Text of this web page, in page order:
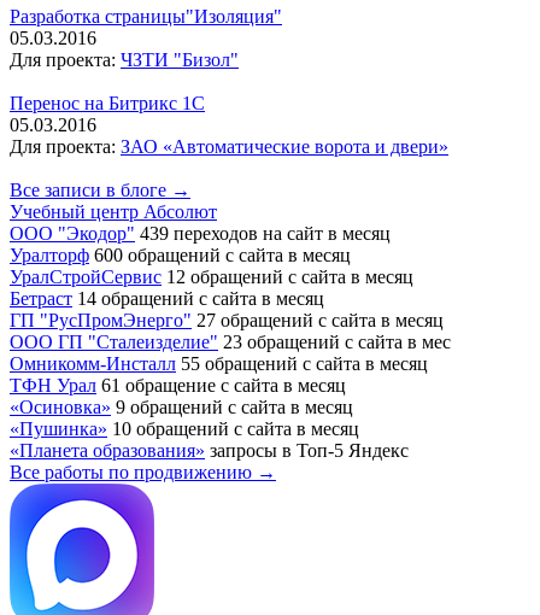
Разработка страницы"Изоляция"
05.03.2016
Для проекта: ЧЗТИ "Бизол"
Перенос на Битрикс 1С
05.03.2016
Для проекта: ЗАО «Автоматические ворота и двери»
Все записи в блоге →
Учебный центр Абсолют
ООО "Экодор" 439 переходов на сайт в месяц
Уралторф 600 обращений с сайта в месяц
УралСтройСервис 12 обращений с сайта в месяц
Бетраст 14 обращений с сайта в месяц
ГП "РусПромЭнерго" 27 обращений с сайта в месяц
ООО ГП "Сталеизделие" 23 обращений с сайта в мес
Омникомм-Инсталл 55 обращений с сайта в месяц
ТФН Урал 61 обращение с сайта в месяц
«Осиновка» 9 обращений с сайта в месяц
«Пушинка» 10 обращений с сайта в месяц
«Планета образования» запросы в Топ-5 Яндекс
Все работы по продвижению →